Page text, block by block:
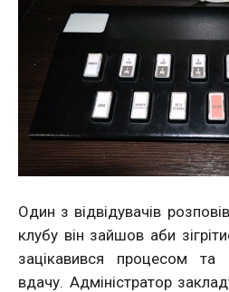
Один з відвідувачів
клубу він зайшов аби
зацікавився процесом та
вдачу. Адміністратор